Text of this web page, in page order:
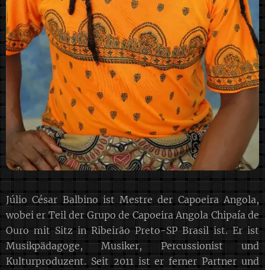
Júlio César Balbino ist Mestre der Capoeira Angola,
wobei er Teil der Grupo de Capoeira Angola Chipaía de
Ouro mit Sitz in Ribeirão Preto-SP Brasil ist. Er ist
Musikpädagoge, Musiker, Percussionist und
Kulturproduzent. Seit 2011 ist er ferner Partner und